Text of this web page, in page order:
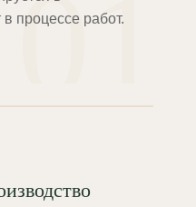
01
в процессе работ.